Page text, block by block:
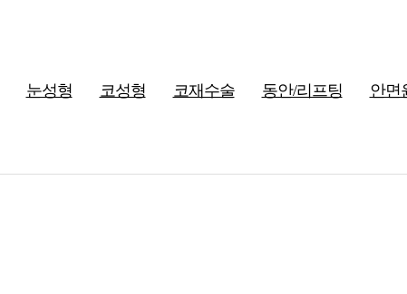
눈성형 코성형 코재수술 동안/리프팅 안면